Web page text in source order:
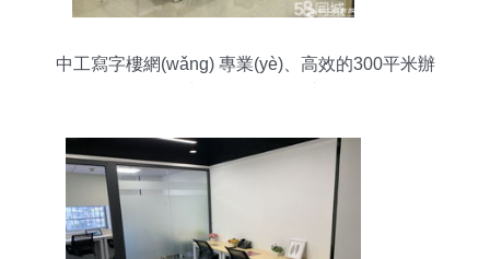
中工寫字樓網(wǎng) 專業(yè)、高效的300平米辦